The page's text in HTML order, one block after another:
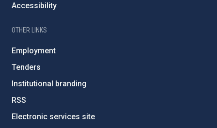
Accessibility
OTHER LINKS
Employment
Tenders
Institutional branding
RSS
Electronic services site